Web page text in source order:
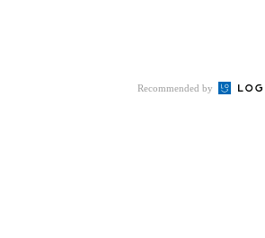
Recommended by